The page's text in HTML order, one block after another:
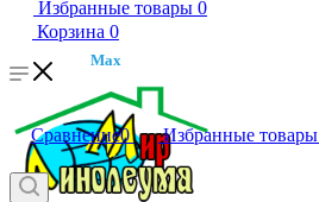
Избранные товары 0
Корзина 0
Max
Сравнение0 Избранные товары